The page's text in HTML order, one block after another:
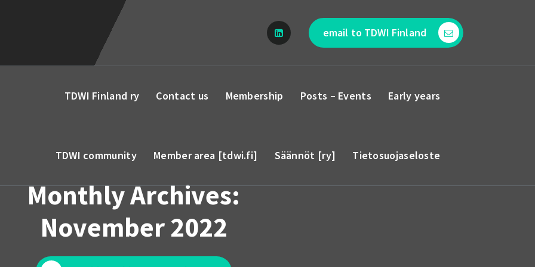
email to TDWI Finland
TDWI Finland ry Contact us Membership Posts – Events Early years
TDWI community Member area [tdwi.fi] Säännöt [ry] Tietosuojaseloste
Monthly Archives:
November 2022